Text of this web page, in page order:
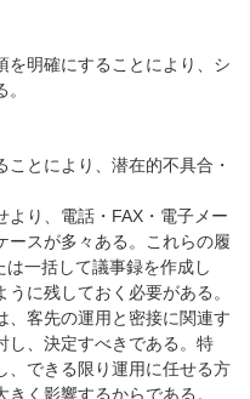
明確にすることにより、シ
とにより、潜在的不具合・
り、電話・FAX・電子メー
ースが多々ある。これらの履
一括して議事録を作成し
に残しておく必要がある。
客先の運用と密接に関連す
し、決定すべきである。特
、できる限り運用に任せる方
く影響するからである。